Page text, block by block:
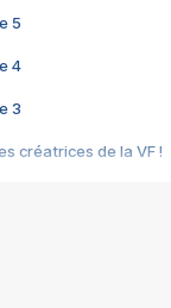
5
4
3
créatrices de la VF !